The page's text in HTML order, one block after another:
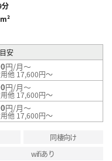
分
安
円/月～
他 17,600円～
円/月～
他 17,600円～
円/月～
他 17,600円～
同棲向け
wifiあり